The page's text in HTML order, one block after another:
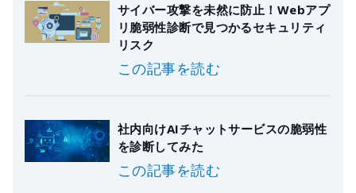
サイバー攻撃を未然に防止！Webアプ
リ脆弱性診断で見つかるセキュリティ
リスク
この記事を読む
社内向けAIチャットサービスの脆弱性
を診断してみた
この記事を読む